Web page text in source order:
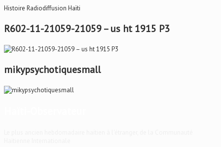
Histoire Radiodiffusion Haïti
R602-11-21059-21059 – us ht 1915 P3
mikypsychotiquesmall